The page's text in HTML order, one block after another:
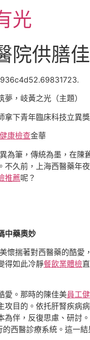
光
院供膳
夢，岐黃之光（主題）
拿下青年臨床科技立異獎
健康檢查金華
為筆，傳統為墨，在陳
不久前，上海西醫藥年
推薦呢？
中藥奧妙
懷揣著對西醫藥的酷愛
得如此冷靜餐飲業體檢
愛。那時的陳佳美員工
攻目的。依托肝腎疾病
為伴，反復思慮、研討
的西醫診療系統。這一